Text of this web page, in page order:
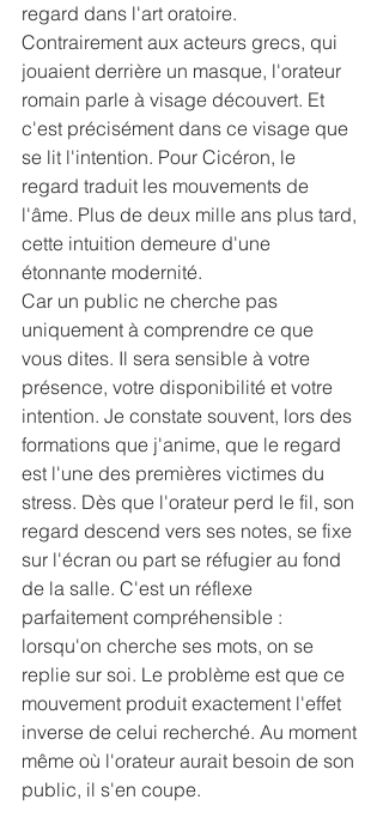
regard dans l'art oratoire.
Contrairement aux acteurs grecs, qui
jouaient derrière un masque, l'orateur
romain parle à visage découvert. Et
c'est précisément dans ce visage que
se lit l'intention. Pour Cicéron, le
regard traduit les mouvements de
l'âme. Plus de deux mille ans plus tard,
cette intuition demeure d'une
étonnante modernité.
Car un public ne cherche pas
uniquement à comprendre ce que
vous dites. Il sera sensible à votre
présence, votre disponibilité et votre
intention. Je constate souvent, lors des
formations que j'anime, que le regard
est l'une des premières victimes du
stress. Dès que l'orateur perd le fil, son
regard descend vers ses notes, se fixe
sur l'écran ou part se réfugier au fond
de la salle. C'est un réflexe
parfaitement compréhensible :
lorsqu'on cherche ses mots, on se
replie sur soi. Le problème est que ce
mouvement produit exactement l'effet
inverse de celui recherché. Au moment
même où l'orateur aurait besoin de son
public, il s'en coupe.